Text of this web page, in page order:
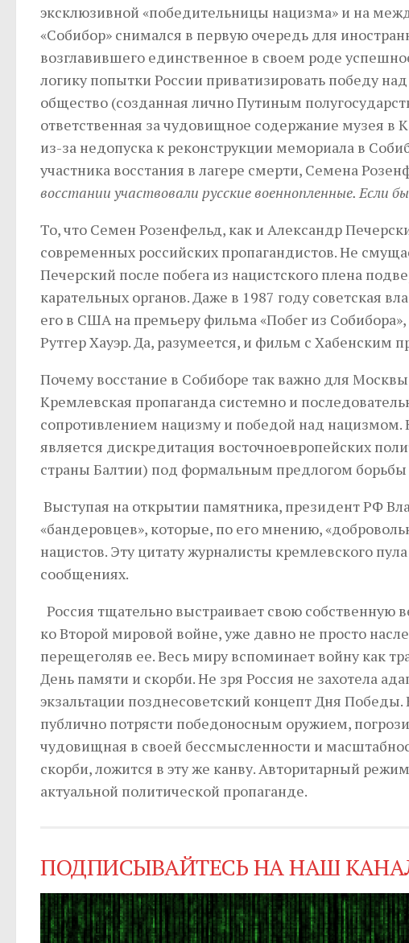
эксклюзивной «победительницы нацизма» и на
«Собибор» снимался в первую очередь для
возглавившего единственное в своем роде
логику попытки России приватизировать победу
общество (созданная лично Путиным
ответственная за чудовищное содержание музея
из-за недопуска к реконструкции мемориала в
участника восстания в лагере смерти, Семена
восстании участвовали русские военнопленные. Если
То, что Семен Розенфельд, как и Александр
современных российских пропагандистов. Не
Печерский после побега из нацистского плена
карательных органов. Даже в 1987 году советская
его в США на премьеру фильма «Побег из
Рутгер Хауэр. Да, разумеется, и фильм с Хабенским
Почему восстание в Собиборе так важно для
Кремлевская пропаганда системно и
сопротивлением нацизму и победой над нацизмом.
является дискредитация восточноевропейских
страны Балтии) под формальным предлогом борьбы
Выступая на открытии памятника, президент РФ
«бандеровцев», которые, по его мнению,
нацистов. Эту цитату журналисты кремлевского
сообщениях.
Россия тщательно выстраивает свою
ко Второй мировой войне, уже давно не просто
перещеголяв ее. Весь миру вспоминает войну как
День памяти и скорби. Не зря Россия не захотела
экзальтации позднесоветский концепт Дня
публично потрясти победоносным оружием,
чудовищная в своей бессмысленности и
скорби, ложится в эту же канву. Авторитарный
актуальной политической пропаганде.
ПОДПИСЫВАЙТЕСЬ НА НАШ КАНАЛ